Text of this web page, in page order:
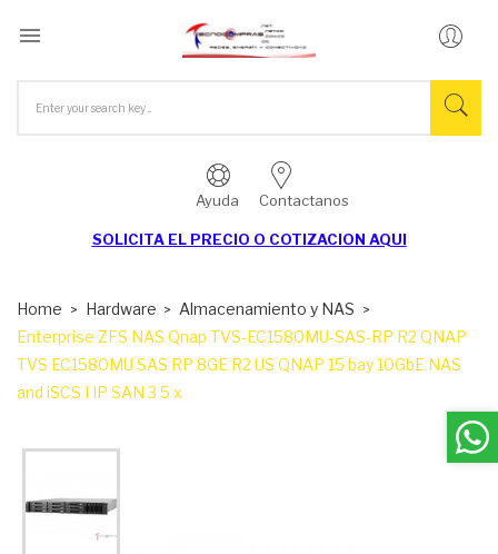

Ayuda Contactanos
SOLICITA EL PRECIO O COTIZACION AQUI
Home Hardware
Almacenamiento y NAS
Enterprise ZFS NAS Qnap TVS-EC1580MU-SAS-RP R2 QNAP
TVS EC1580MU SAS RP 8GE R2 US QNAP 15 bay 10GbE NAS
and iSCS I IP SAN 3 5 x